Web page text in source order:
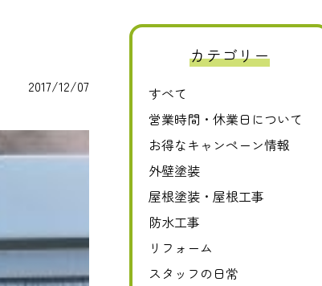
2017/12/07
カテゴリー
すべて
営業時間・休業日について
お得なキャンペーン情報
外壁塗装
屋根塗装・屋根工事
防水工事
リフォーム
スタッフの日常
0120-411-606